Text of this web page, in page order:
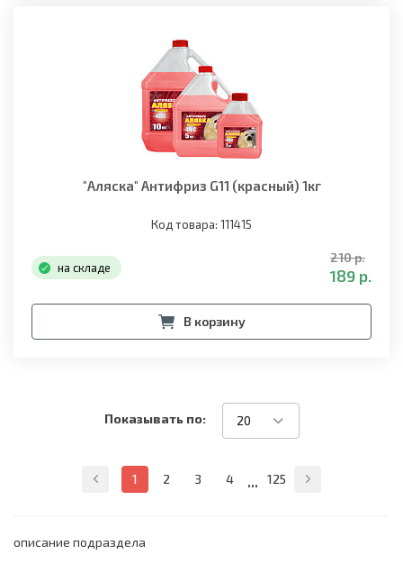
"Аляска" Антифриз G11 (красный) 1кг
Код товара: 111415
на складе
210 р.
189 р.
В корзину
Показывать по: 20
1 2 3 4 ... 125
описание подраздела